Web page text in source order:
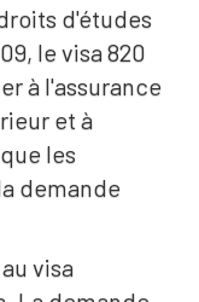
d'études
le visa 820
à l'assurance
et à
les
demande
visa